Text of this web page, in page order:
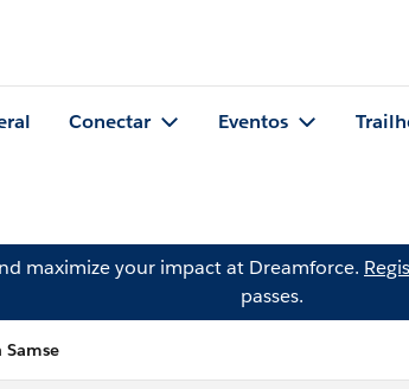
Conectar Eventos
maximize your impact at Dreamforce.
passes.
Samse